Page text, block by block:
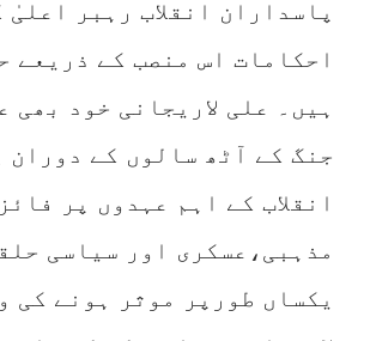
پاسداران انقلاب رہبر اعلیٰ
احکامات اس منصب کے ذریعے
ہیں۔ علی لاریجانی خود بھی
جنگ کے آٹھ سالوں کے دوران
انقلاب کے اہم عہدوں پر فائز
مذہبی،عسکری اور سیاسی
یکساں طورپر موثر ہونے کی